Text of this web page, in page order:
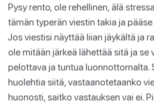
Pysy rento, ole rehellinen, älä
tämän typerän viestin takia ja pääse
Jos viestisi näyttää liian jäykältä ja
ole mitään järkeä lähettää sitä ja se
pelottava ja tuntua luonnottomalta.
huolehtia siitä, vastaanotetaanko
huonosti, saitko vastauksen vai ei.